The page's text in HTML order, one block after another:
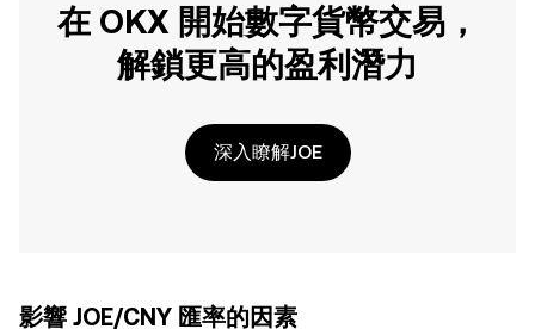
在 OKX 開始數字貨幣交易，
解鎖更高的盈利潛力
深入瞭解JOE
影響 JOE/CNY 匯率的因素